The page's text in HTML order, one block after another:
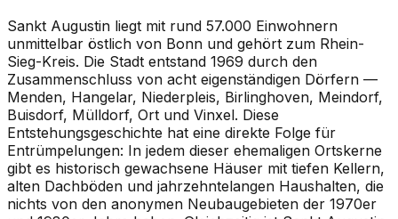
Sankt Augustin liegt mit rund 57.000 Einwohnern
unmittelbar östlich von Bonn und gehört zum Rhein-
Sieg-Kreis. Die Stadt entstand 1969 durch den
Zusammenschluss von acht eigenständigen Dörfern —
Menden, Hangelar, Niederpleis, Birlinghoven, Meindorf,
Buisdorf, Mülldorf, Ort und Vinxel. Diese
Entstehungsgeschichte hat eine direkte Folge für
Entrümpelungen: In jedem dieser ehemaligen Ortskerne
gibt es historisch gewachsene Häuser mit tiefen Kellern,
alten Dachböden und jahrzehntelangen Haushalten, die
nichts von den anonymen Neubaugebieten der 1970er